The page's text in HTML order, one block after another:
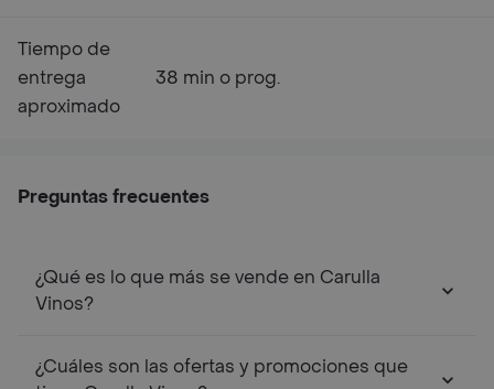
Tiempo de
entrega
aproximado
38 min o prog.
Preguntas frecuentes
¿Qué es lo que más se vende en Carulla
Vinos?
¿Cuáles son las ofertas y promociones que